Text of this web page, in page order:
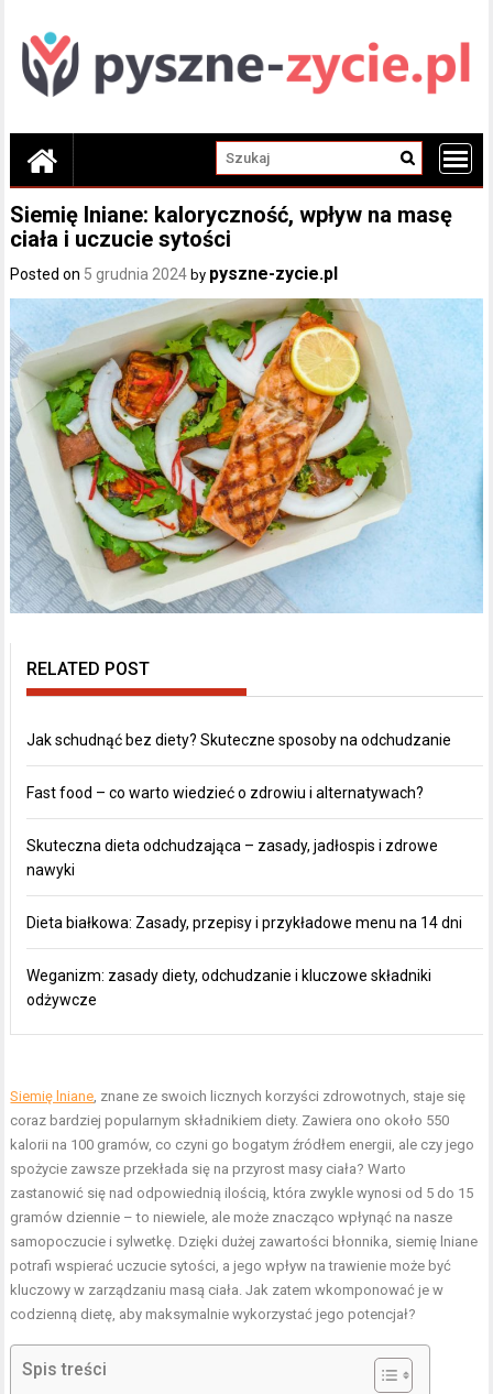
content
Siemię lniane: kaloryczność, wpływ na masę
ciała i uczucie sytości
Posted on 5 grudnia 2024 by pyszne-zycie.pl
RELATED POST
Jak schudnąć bez diety? Skuteczne sposoby na odchudzanie
Fast food – co warto wiedzieć o zdrowiu i alternatywach?
Skuteczna dieta odchudzająca – zasady, jadłospis i zdrowe
nawyki
Dieta białkowa: Zasady, przepisy i przykładowe menu na 14 dni
Weganizm: zasady diety, odchudzanie i kluczowe składniki
odżywcze
Siemię lniane, znane ze swoich licznych korzyści zdrowotnych, staje się
coraz bardziej popularnym składnikiem diety. Zawiera ono około 550
kalorii na 100 gramów, co czyni go bogatym źródłem energii, ale czy jego
spożycie zawsze przekłada się na przyrost masy ciała? Warto
zastanowić się nad odpowiednią ilością, która zwykle wynosi od 5 do 15
gramów dziennie – to niewiele, ale może znacząco wpłynąć na nasze
samopoczucie i sylwetkę. Dzięki dużej zawartości błonnika, siemię lniane
potrafi wspierać uczucie sytości, a jego wpływ na trawienie może być
kluczowy w zarządzaniu masą ciała. Jak zatem wkomponować je w
codzienną dietę, aby maksymalnie wykorzystać jego potencjał?
Spis treści